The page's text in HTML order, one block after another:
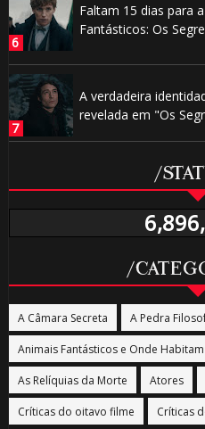
Faltam 15 dias para
Fantásticos: Os
A verdadeira
revelada em "Os
/
/
A Câmara Secreta A Pedra
Animais Fantásticos e Onde Habitam
As Relíquias da Morte Atores
Críticas do oitavo filme Críticas